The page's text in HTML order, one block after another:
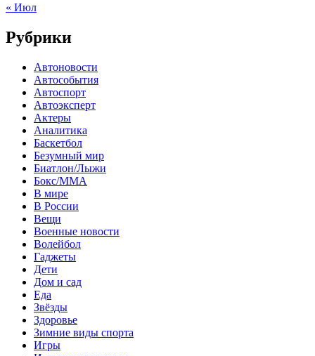
« Июл
Рубрики
Автоновости
Автособытия
Автоспорт
Автоэксперт
Актеры
Аналитика
Баскетбол
Безумный мир
Биатлон/Лыжи
Бокс/MMA
В мире
В России
Вещи
Военные новости
Волейбол
Гаджеты
Дети
Дом и сад
Еда
Звёзды
Здоровье
Зимние виды спорта
Игры